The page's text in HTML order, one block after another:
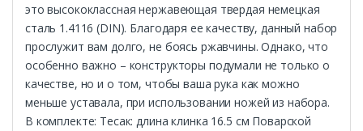
это высококлассная нержавеющая твердая немецкая
сталь 1.4116 (DIN). Благодаря ее качеству, данный набор
прослужит вам долго, не боясь ржавчины. Однако, что
особенно важно – конструкторы подумали не только о
качестве, но и о том, чтобы ваша рука как можно
меньше уставала, при использовании ножей из набора.
В комплекте: Тесак: длина клинка 16.5 см Поварской